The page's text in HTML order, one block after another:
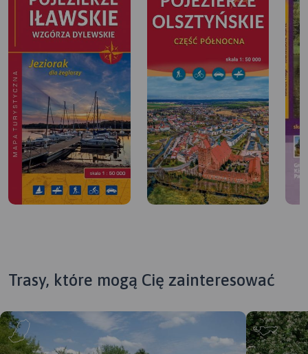
Trasy, które mogą Cię zainteresować